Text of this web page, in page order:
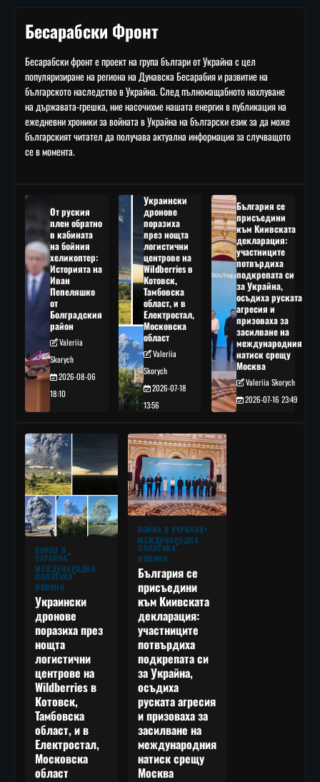
Бесарабски Фронт
Бесарабски фронт е проект на група българи от Украйна с цел
популяризиране на региона на Дунавска Бесарабия и развитие на
българското наследство в Украйна. След пълномащабното нахлуване
на държавата-грешка, ние насочихме нашата енергия в публикация на
ежедневни хроники за войната в Украйна на български език за да може
българският читател да получава актуална информация за случващото
се в момента.
От руския
плен обратно
в кабината
на бойния
хеликоптер:
Историята на
Иван
Пепеляшко
от
Болградския
район
Valeriia
Skorych
2026-08-06
18:10
Украински
дронове
поразиха
през нощта
логистични
центрове на
Wildberries в
Котовск,
Тамбовска
област, и в
Електростал,
Московска
област
Valeriia
Skorych
2026-07-18
13:56
България се
присъедини
към Киивската
декларация:
участниците
потвърдиха
подкрепата си
за Украйна,
осъдиха руската
агресия и
призоваха за
засилване на
международния
натиск срещу
Москва
Valeriia Skorych
2026-07-16 23:49
ВОЙНА В
УКРАЙНА
МЕЖДУНАРОДНА
ПОЛИТИКА
НОВИНИ
Украински
дронове
поразиха през
нощта
логистични
центрове на
Wildberries в
Котовск,
Тамбовска
област, и в
Електростал,
Московска
област
ВОЙНА В УКРАЙНА
МЕЖДУНАРОДНА
ПОЛИТИКА
НОВИНИ
България се
присъедини
към Киивската
декларация:
участниците
потвърдиха
подкрепата си
за Украйна,
осъдиха
руската агресия
и призоваха за
засилване на
международния
натиск срещу
Москва